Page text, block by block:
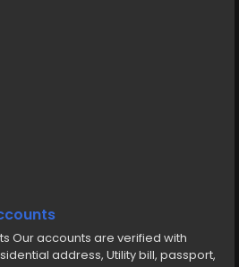
from us Our accounts are
Residential address, Utility bill,
SSN
product/buy-verified-wise-
Our accounts are verified with
address, Utility bill, passport,